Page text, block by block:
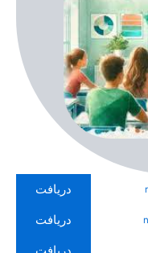
دریافت
دریافت